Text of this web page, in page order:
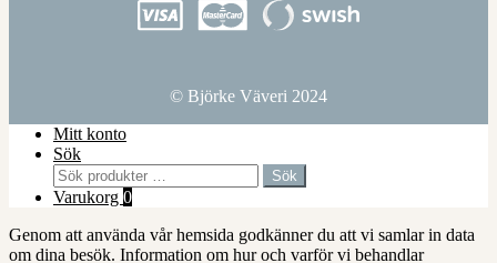
© Björke Väveri 2024
Mitt konto
Sök
Sök
efter:
Sök
Varukorg 0
Genom att använda vår hemsida godkänner du att vi samlar in data
om dina besök. Information om hur och varför vi behandlar